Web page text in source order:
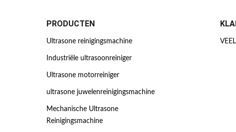
PRODUCTEN
Ultrasone reinigingsmachine
Industriële ultrasoonreiniger
Ultrasone motorreiniger
ultrasone juwelenreinigingsmachine
Mechanische Ultrasone
Reinigingsmachine